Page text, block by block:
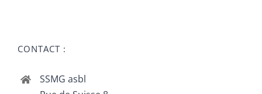
CONTACT :
SSMG asbl